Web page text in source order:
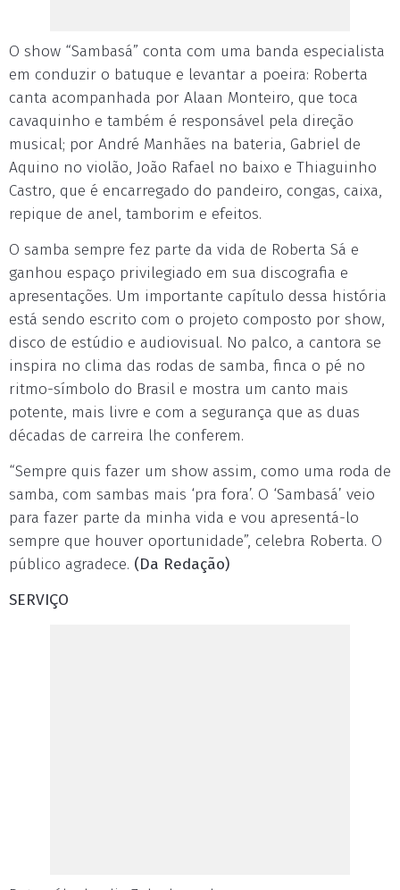
O show “Sambasá” conta com uma banda especialista
em conduzir o batuque e levantar a poeira: Roberta
canta acompanhada por Alaan Monteiro, que toca
cavaquinho e também é responsável pela direção
musical; por André Manhães na bateria, Gabriel de
Aquino no violão, João Rafael no baixo e Thiaguinho
Castro, que é encarregado do pandeiro, congas, caixa,
repique de anel, tamborim e efeitos.
O samba sempre fez parte da vida de Roberta Sá e
ganhou espaço privilegiado em sua discografia e
apresentações. Um importante capítulo dessa história
está sendo escrito com o projeto composto por show,
disco de estúdio e audiovisual. No palco, a cantora se
inspira no clima das rodas de samba, finca o pé no
ritmo-símbolo do Brasil e mostra um canto mais
potente, mais livre e com a segurança que as duas
décadas de carreira lhe conferem.
“Sempre quis fazer um show assim, como uma roda de
samba, com sambas mais ‘pra fora’. O ‘Sambasá’ veio
para fazer parte da minha vida e vou apresentá-lo
sempre que houver oportunidade”, celebra Roberta. O
público agradece. (Da Redação)
SERVIÇO